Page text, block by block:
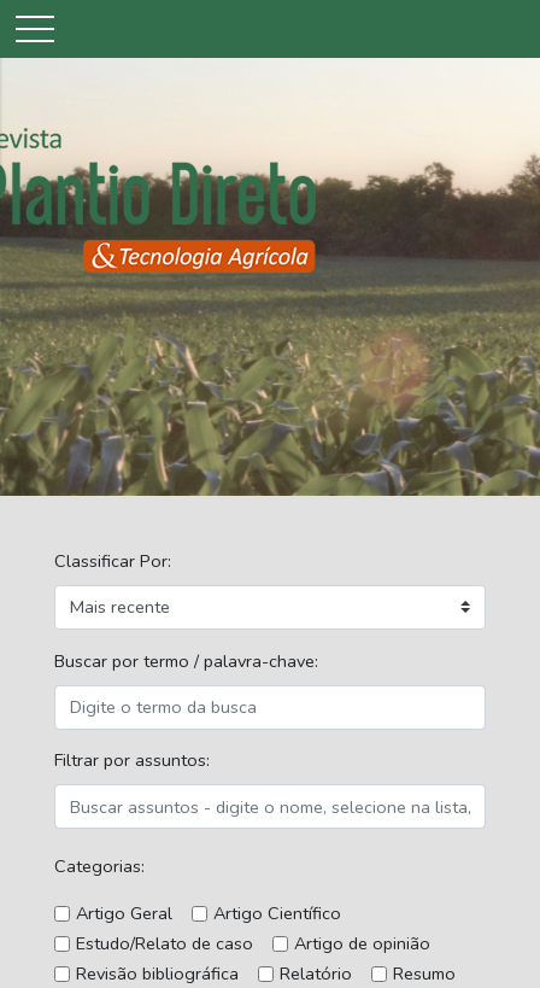
Classificar Por:
Buscar por termo / palavra-chave:
Filtrar por assuntos:
Categorias:
Artigo Geral
Artigo Científico
Estudo/Relato de caso
Artigo de opinião
Revisão bibliográfica
Relatório
Resumo